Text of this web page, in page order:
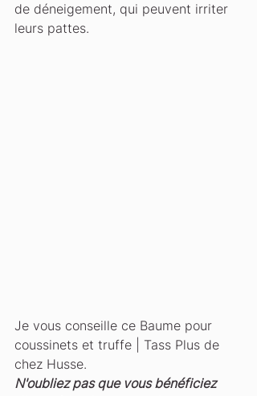
de déneigement, qui peuvent irriter
leurs pattes.
Je vous conseille ce Baume pour
coussinets et truffe | Tass Plus de
chez Husse.
N'oubliez pas que vous bénéficiez